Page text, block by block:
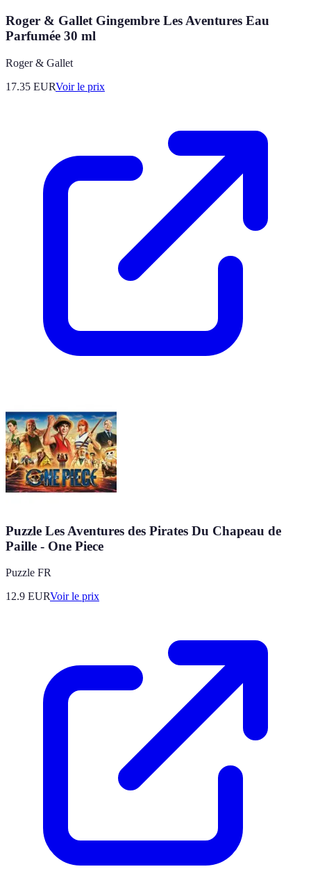
Roger & Gallet Gingembre Les Aventures Eau
Parfumée 30 ml
Roger & Gallet
17.35 EURVoir le prix
Puzzle Les Aventures des Pirates Du Chapeau de
Paille - One Piece
Puzzle FR
12.9 EURVoir le prix